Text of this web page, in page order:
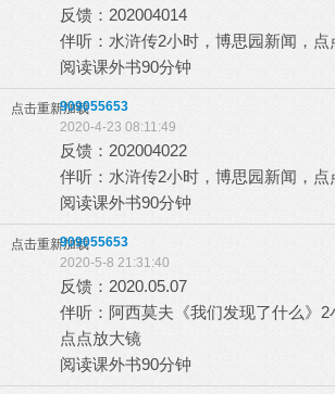
反馈：202004014
伴听：水浒传2小时，博思园新闻，点
阅读课外书90分钟
点击重新加载909055653
2020-4-23 08:11:49
反馈：202004022
伴听：水浒传2小时，博思园新闻，点
阅读课外书90分钟
点击重新加载909055653
2020-5-8 21:31:40
反馈：2020.05.07
伴听：阿西莫夫《我们发现了什么》2
点点放大镜
阅读课外书90分钟